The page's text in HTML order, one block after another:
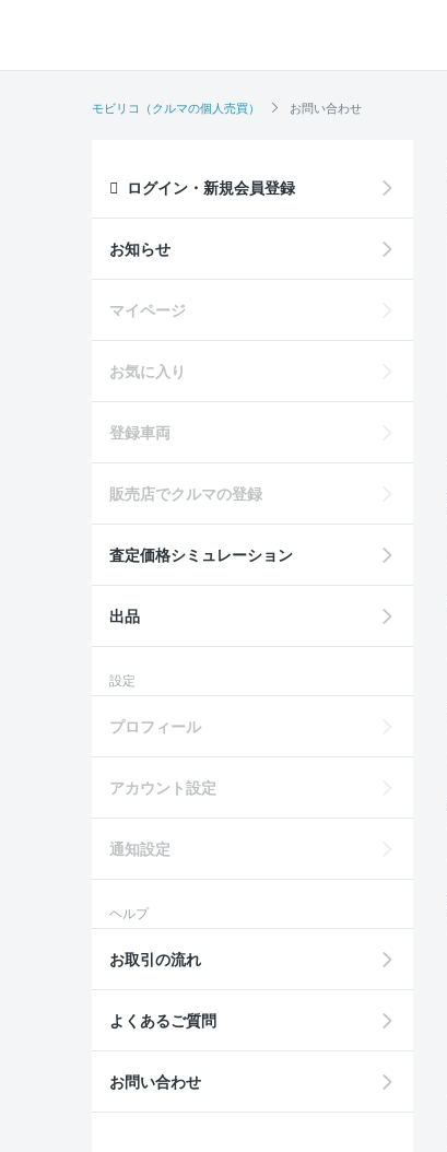
モビリコ（クルマの個人売買） お問い合わせ
ログイン・新規会員登録
お知らせ
マイページ
お気に入り
登録車両
販売店でクルマの登録
査定価格シミュレーション
出品
設定
プロフィール
アカウント設定
通知設定
ヘルプ
お取引の流れ
よくあるご質問
お問い合わせ